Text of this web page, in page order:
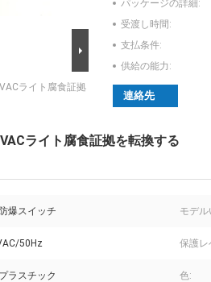
ライト腐食証拠
パッケージの詳細:
受渡し時間:
支払条件:
供給の能力:
連絡先
ライト腐食証拠を転換する
爆スイッチ モデル
50Hz 保護レ
ラスチック 色: